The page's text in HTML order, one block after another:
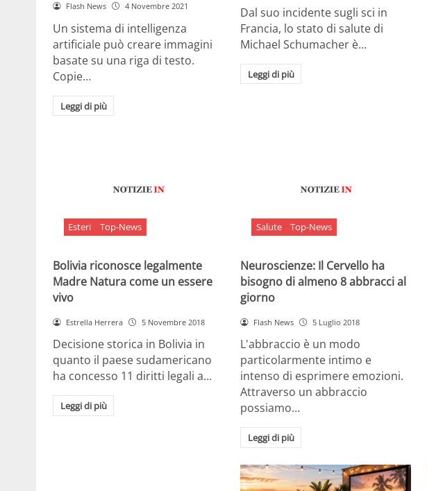
Flash News 4 Novembre 2021
Un sistema di intelligenza
artificiale può creare immagini
basate su una riga di testo.
Copie…
Leggi di più
Dal suo incidente sugli sci in
Francia, lo stato di salute di
Michael Schumacher è…
Leggi di più
Esteri Top-News
Bolivia riconosce legalmente
Madre Natura come un essere
vivo
Estrella Herrera 5 Novembre 2018
Decisione storica in Bolivia in
quanto il paese sudamericano
ha concesso 11 diritti legali a…
Leggi di più
Salute Top-News
Neuroscienze: Il Cervello ha
bisogno di almeno 8 abbracci al
giorno
Flash News 5 Luglio 2018
L'abbraccio è un modo
particolarmente intimo e
intenso di esprimere emozioni.
Attraverso un abbraccio
possiamo…
Leggi di più